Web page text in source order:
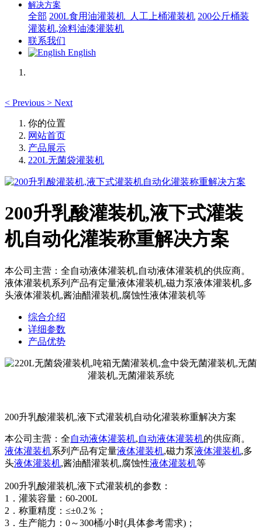
解决方案
全部 200L食用油灌装机_人工上桶灌装机 200公斤桶装
灌装机,涂料油漆灌装机
联系我们
English
< Previous > Next
你的位置
网站首页
产品展示
220L无菌袋灌装机
200升乳酸灌装机,液下式灌装
机自动化灌装称重解决方案
本公司主营：全自动液体灌装机,自动液体灌装机的供应商。
液体灌装机系列产品有定量液体灌装机,磁力泵液体灌装机,多
头液体灌装机,酱油醋灌装机,腐蚀性液体灌装机等
综合介绍
详细参数
产品优势
200升乳酸灌装机,液下式灌装机自动化灌装称重解决方案
本公司主营：全自动液体灌装机,自动液体灌装机的供应商。
液体灌装机系列产品有定量液体灌装机,磁力泵液体灌装机,多
头液体灌装机,酱油醋灌装机,腐蚀性液体灌装机等
200升乳酸灌装机,液下式灌装机的参数：
1．灌装容量：60-200L
2．称重精度：≤±0.2％；
3．生产能力：0～300桶/小时(具体参考需求)；